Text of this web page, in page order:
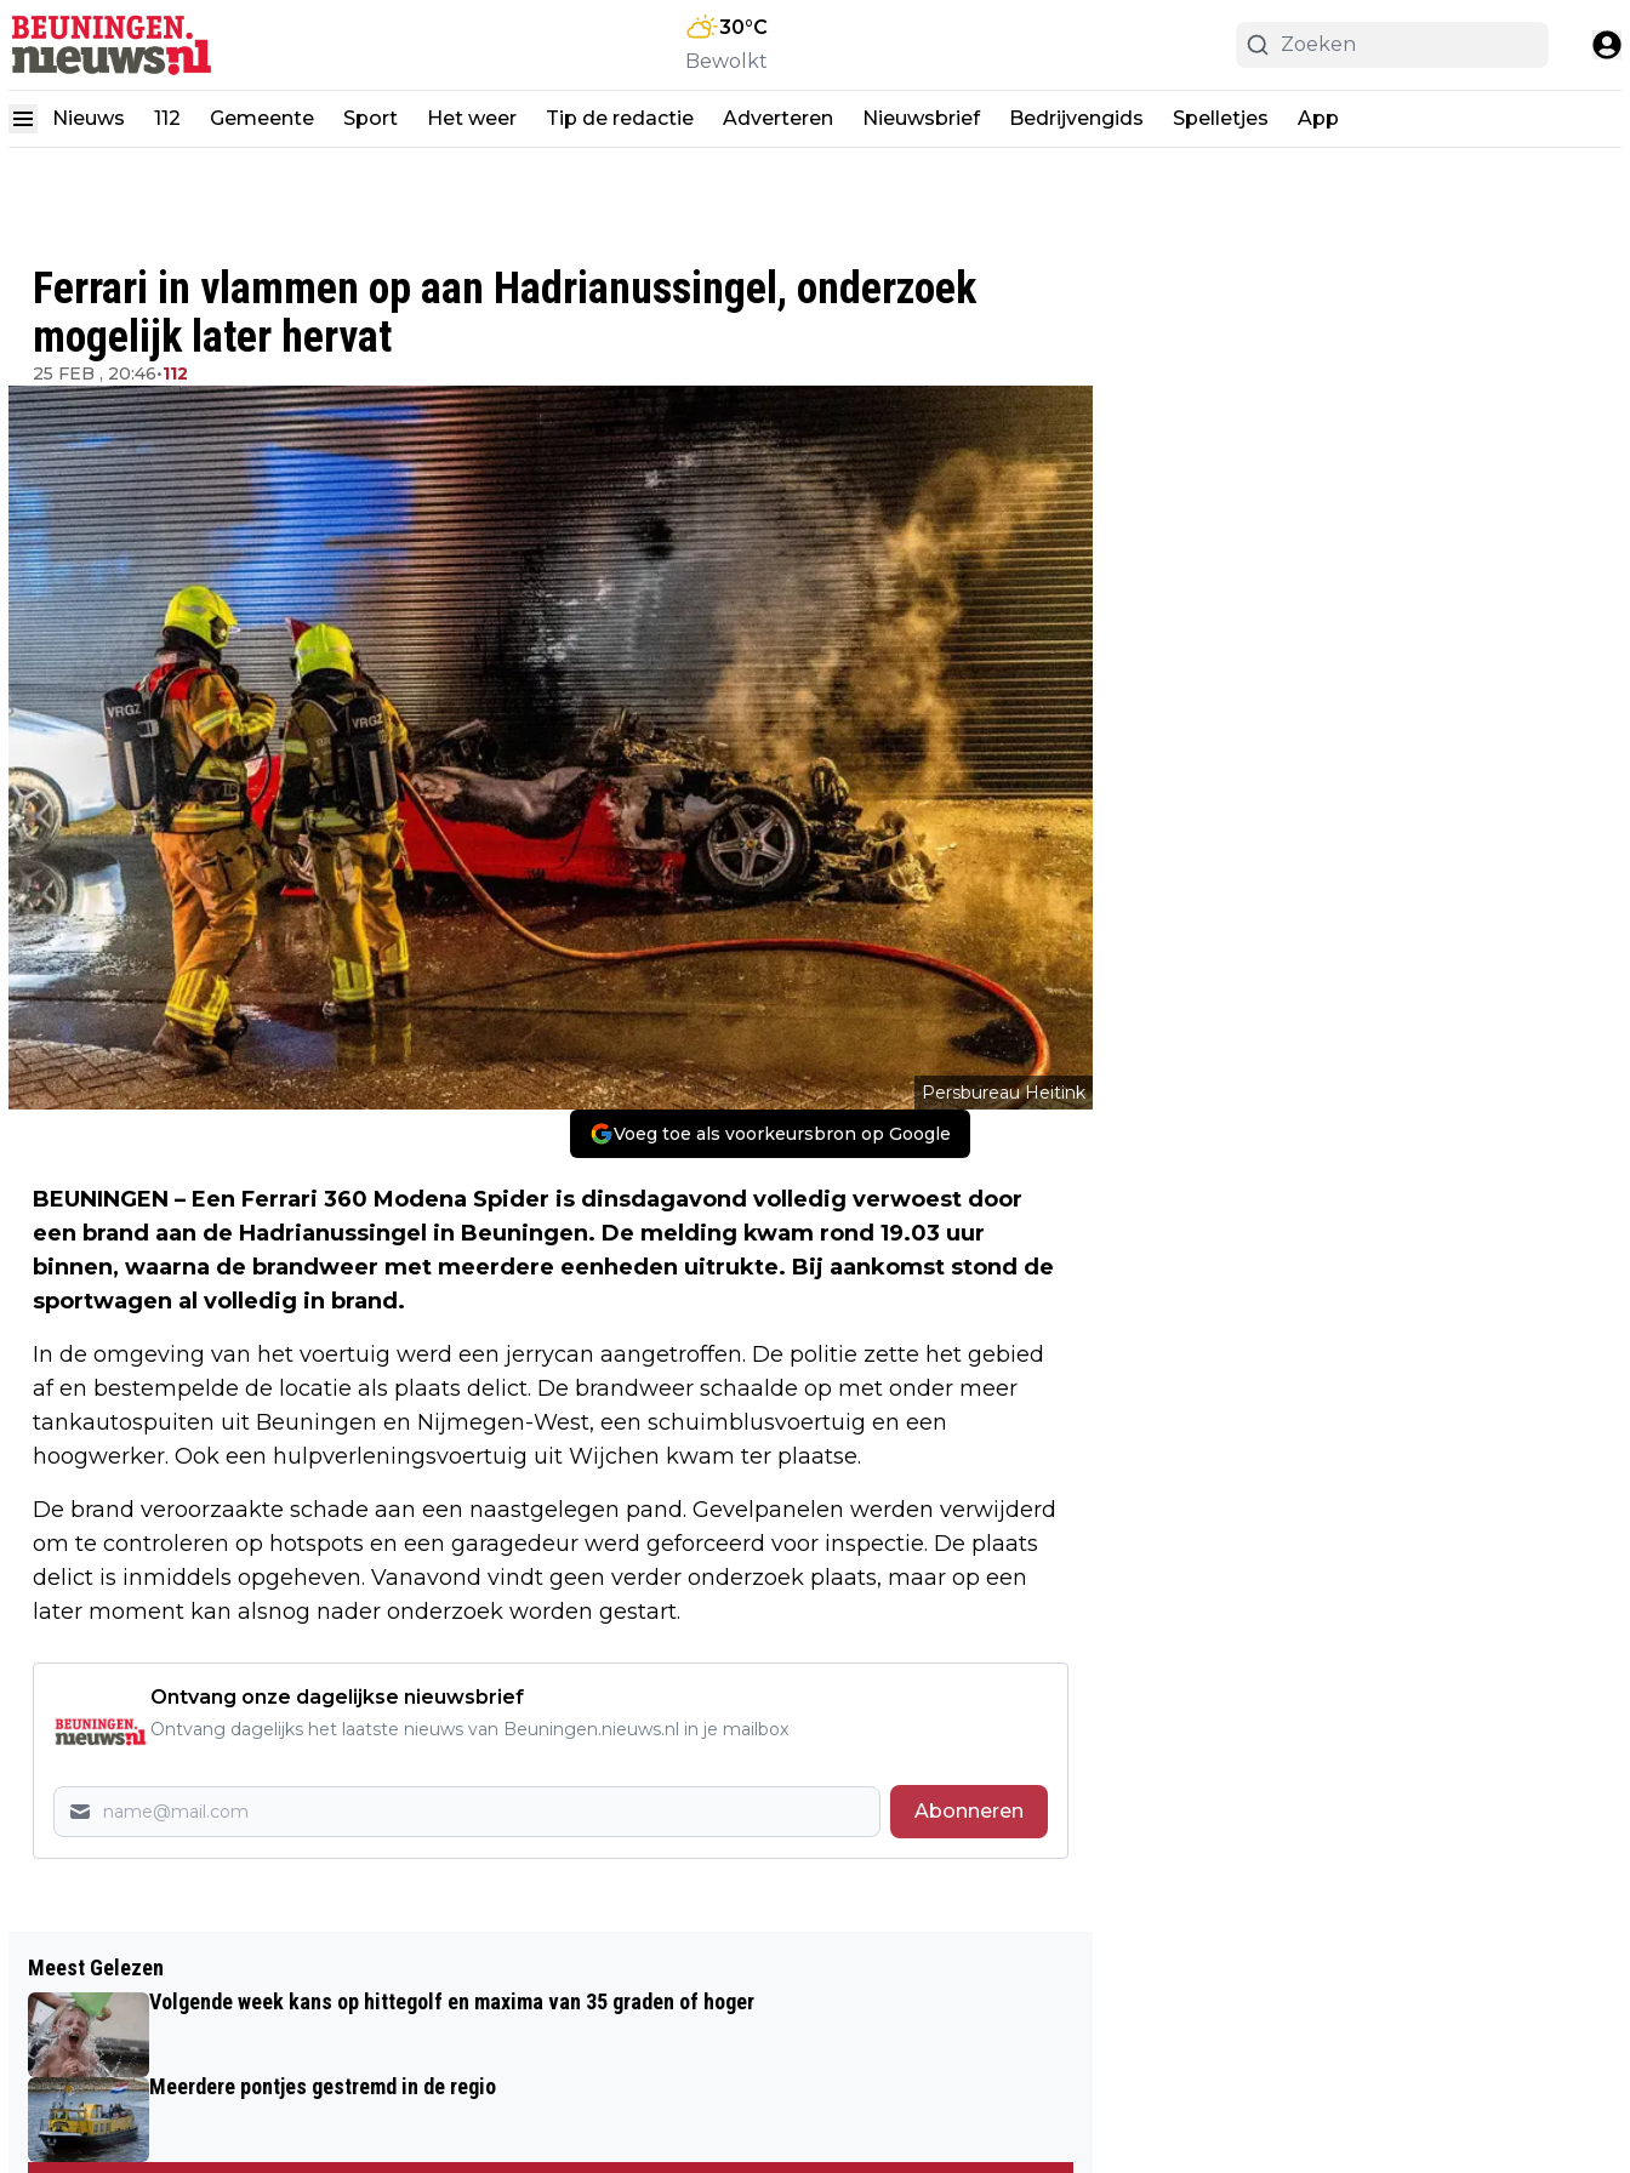
30°C
Bewolkt
Nieuws 112 Gemeente Sport Het weer Tip de redactie Adverteren Nieuwsbrief Bedrijvengids Spelletjes App
Ferrari in vlammen op aan Hadrianussingel, onderzoek
mogelijk later hervat
25 FEB , 20:46•112
Persbureau Heitink
Voeg toe als voorkeursbron op Google
BEUNINGEN – Een Ferrari 360 Modena Spider is dinsdagavond volledig verwoest door
een brand aan de Hadrianussingel in Beuningen. De melding kwam rond 19.03 uur
binnen, waarna de brandweer met meerdere eenheden uitrukte. Bij aankomst stond de
sportwagen al volledig in brand.
In de omgeving van het voertuig werd een jerrycan aangetroffen. De politie zette het gebied
af en bestempelde de locatie als plaats delict. De brandweer schaalde op met onder meer
tankautospuiten uit Beuningen en Nijmegen-West, een schuimblusvoertuig en een
hoogwerker. Ook een hulpverleningsvoertuig uit Wijchen kwam ter plaatse.
De brand veroorzaakte schade aan een naastgelegen pand. Gevelpanelen werden verwijderd
om te controleren op hotspots en een garagedeur werd geforceerd voor inspectie. De plaats
delict is inmiddels opgeheven. Vanavond vindt geen verder onderzoek plaats, maar op een
later moment kan alsnog nader onderzoek worden gestart.
Ontvang onze dagelijkse nieuwsbrief
Ontvang dagelijks het laatste nieuws van Beuningen.nieuws.nl in je mailbox
Abonneren
ARN OMGEVINGSFONDS 2025: 21
PROJECTEN GESTEUND IN WEURT,
BEUNINGEN, EWIJK EN WINSSEN
MCDONALD’S IN BEUNINGEN NA
Meest Gelezen
Volgende week kans op hittegolf en maxima van 35 graden of hoger
Meerdere pontjes gestremd in de regio